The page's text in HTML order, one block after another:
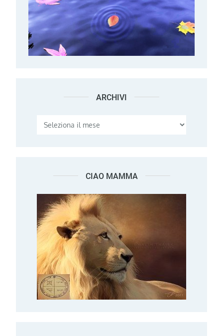
ARCHIVI Archivi
CIAO MAMMA